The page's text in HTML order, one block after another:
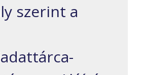
szerint a